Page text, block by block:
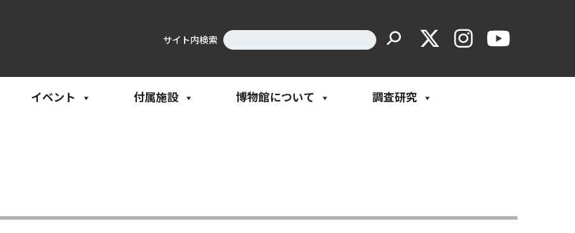
サイト内検索
イベント 付属施設 博物館について 調査研究